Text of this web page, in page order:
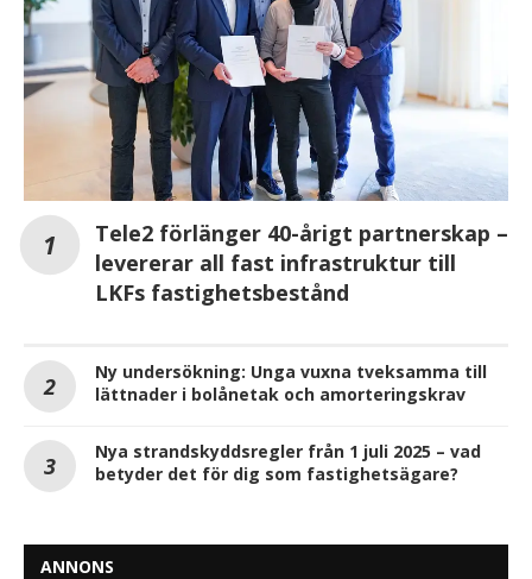
Tele2 förlänger 40-årigt partnerskap –
levererar all fast infrastruktur till
LKFs fastighetsbestånd
Ny undersökning: Unga vuxna tveksamma till
lättnader i bolånetak och amorteringskrav
Nya strandskyddsregler från 1 juli 2025 – vad
betyder det för dig som fastighetsägare?
ANNONS